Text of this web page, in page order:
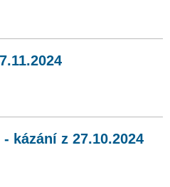
kázání z 27.10.2024